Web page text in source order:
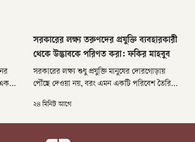
সরকারের লক্ষ্য তরুণদের প্রযুক্তি ব্যবহারকারী
থেকে উদ্ভাবকে পরিণত করা: ফকির মাহবুব
সরকারের লক্ষ্য শুধু প্রযুক্তি মানুষের দোরগোড়ায়
পৌঁছে দেওয়া নয়, বরং এমন একটি পরিবেশ তৈরি
প্রযুক্তির উদ্ভাবকে পরিণত হবে।
২৪ মিনিট আগে